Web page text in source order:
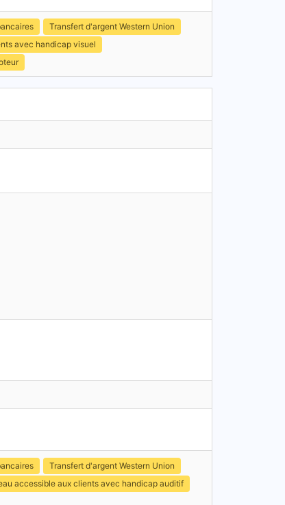
Transfert d'argent Western Union
avec handicap visuel
Transfert d'argent Western Union
accessible aux clients avec handicap auditif